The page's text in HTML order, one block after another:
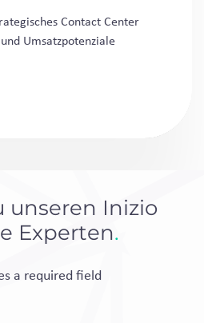
Contact Center
Umsatzpotenziale
unseren Inizio
Experten.
a required field